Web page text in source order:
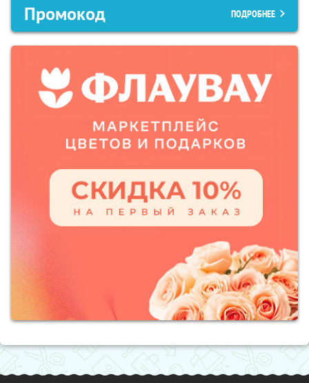
Промокод ПОДРОБНЕЕ